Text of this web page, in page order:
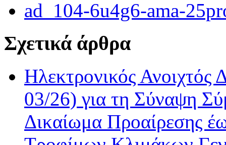
ad_104-6u4g6-ama-
Σχετικά άρθρα
Ηλεκτρονικός
03/26) για τη Σύναψη
Δικαίωμα Προαίρεσης